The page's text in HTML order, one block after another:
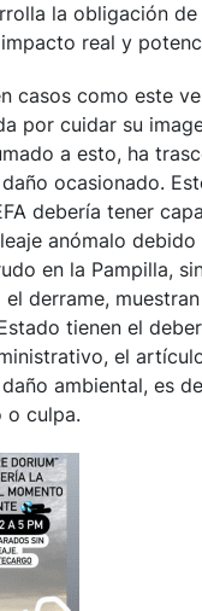
la obligación
real y
casos como este
por cuidar su
a esto, ha
ocasionado.
debería tener
anómalo
en la Pampilla,
derrame,
tienen el
el
ambiental, es
o culpa.